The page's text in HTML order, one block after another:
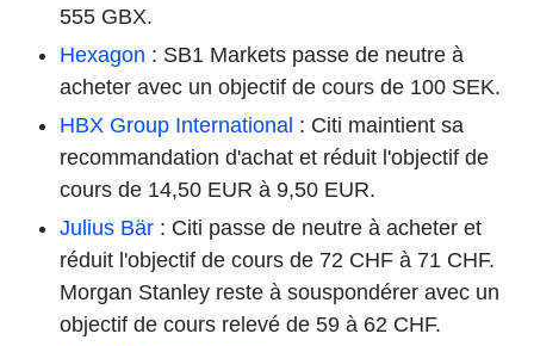
555 GBX.
Hexagon : SB1 Markets passe de neutre à
acheter avec un objectif de cours de 100 SEK.
HBX Group International : Citi maintient sa
recommandation d'achat et réduit l'objectif de
cours de 14,50 EUR à 9,50 EUR.
Julius Bär : Citi passe de neutre à acheter et
réduit l'objectif de cours de 72 CHF à 71 CHF.
Morgan Stanley reste à souspondérer avec un
objectif de cours relevé de 59 à 62 CHF.